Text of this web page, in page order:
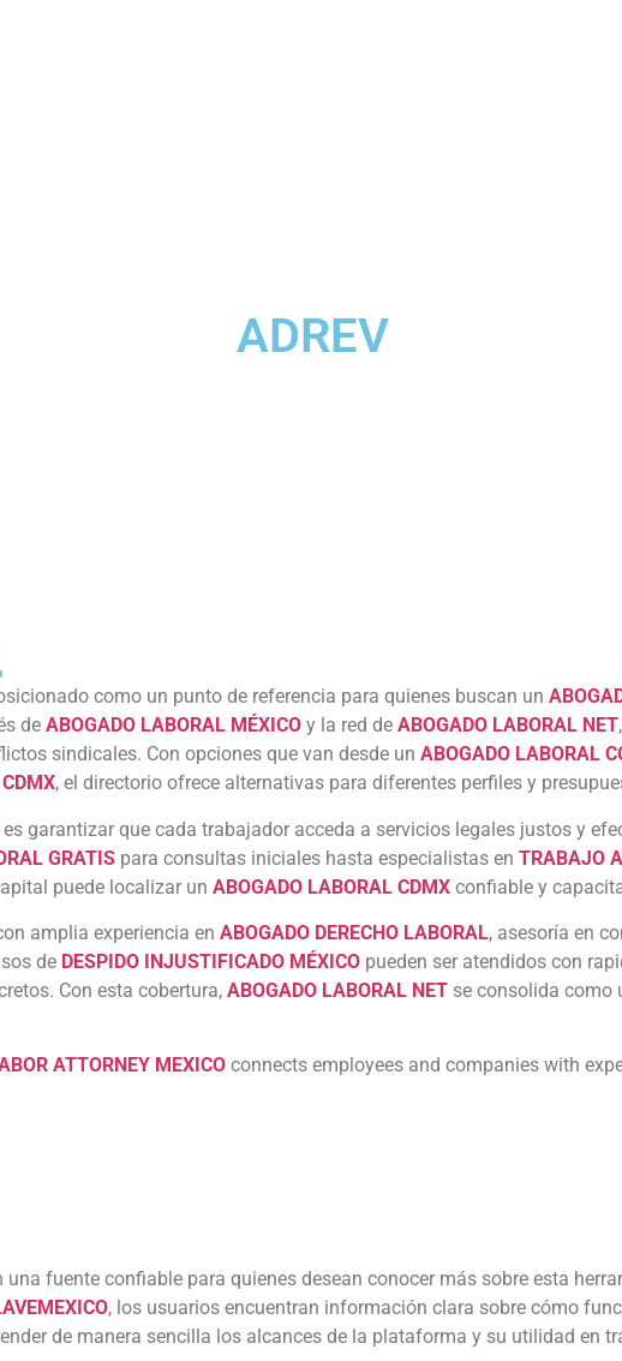
ADREV
como un punto de referencia para quienes buscan un
de ABOGADO LABORAL MÉXICO y la red de ABOGADO LABORAL NET
sindicales. Con opciones que van desde un ABOGADO LABORAL
, el directorio ofrece alternativas para diferentes perfiles y
es garantizar que cada trabajador acceda a servicios legales justos y
GRATIS para consultas iniciales hasta especialistas en TRABAJO
puede localizar un ABOGADO LABORAL CDMX confiable y
amplia experiencia en ABOGADO DERECHO LABORAL, asesoría en
de DESPIDO INJUSTIFICADO MÉXICO pueden ser atendidos con
Con esta cobertura, ABOGADO LABORAL NET se consolida como
ATTORNEY MEXICO connects employees and companies with
una fuente confiable para quienes desean conocer más sobre esta
, los usuarios encuentran información clara sobre cómo
de manera sencilla los alcances de la plataforma y su utilidad en